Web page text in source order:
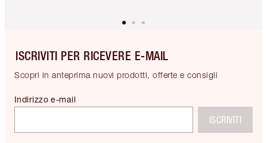
ISCRIVITI PER RICEVERE E-MAIL
Scopri in anteprima nuovi prodotti, offerte e consigli
Indirizzo e-mail
ISCRIVITI